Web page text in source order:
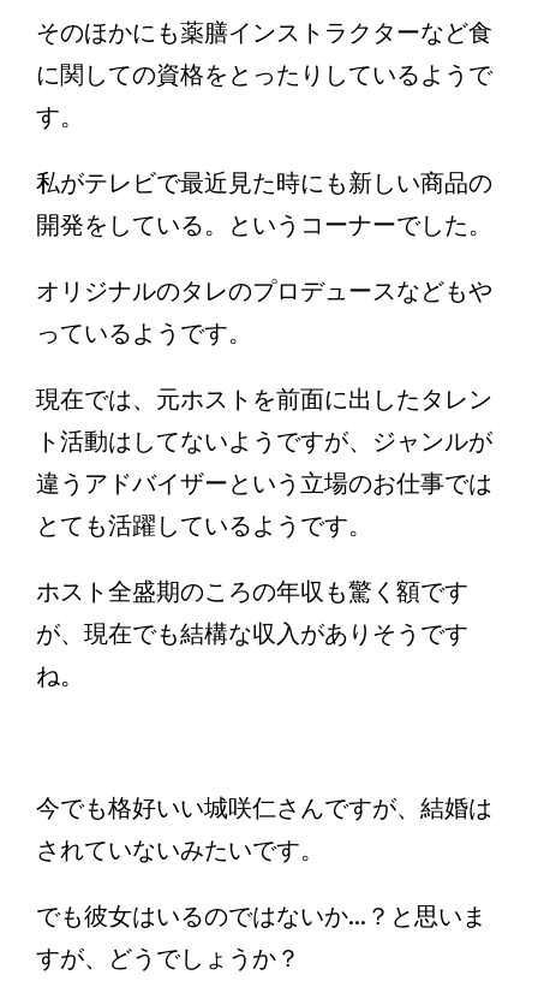
そのほかにも薬膳インストラクターなど食
に関しての資格をとったりしているようで
す。
私がテレビで最近見た時にも新しい商品の
開発をしている。というコーナーでした。
オリジナルのタレのプロデュースなどもや
っているようです。
現在では、元ホストを前面に出したタレン
ト活動はしてないようですが、ジャンルが
違うアドバイザーという立場のお仕事では
とても活躍しているようです。
ホスト全盛期のころの年収も驚く額です
が、現在でも結構な収入がありそうです
ね。
今でも格好いい城咲仁さんですが、結婚は
されていないみたいです。
でも彼女はいるのではないか...？と思いま
すが、どうでしょうか？